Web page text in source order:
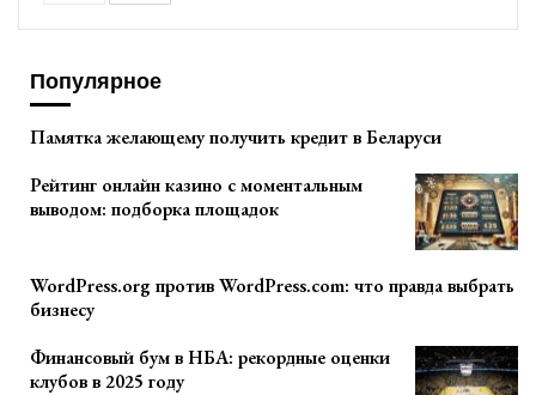
Популярное
Памятка желающему получить кредит в Беларуси
Рейтинг онлайн казино с моментальным
выводом: подборка площадок
WordPress.org против WordPress.com: что правда выбрать
бизнесу
Финансовый бум в НБА: рекордные оценки
клубов в 2025 году